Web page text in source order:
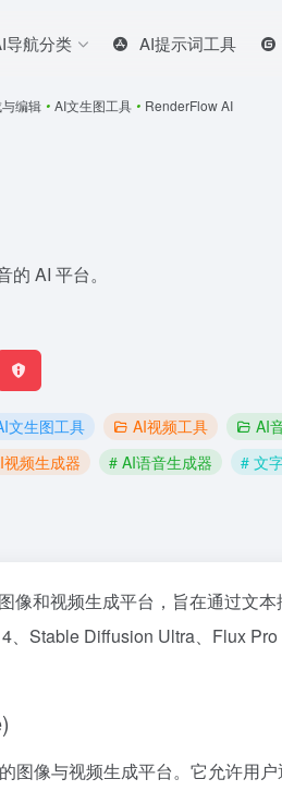
导航分类 AI提示词工具
编辑 • AI文生图工具 • RenderFlow AI
AI 平台。
文生图工具 AI视频工具 AI
视频生成器 # AI语音生成器 # 文
像和视频生成平台，旨在通过文
、Stable Diffusion Ultra、Flux
图像与视频生成平台。它允许用